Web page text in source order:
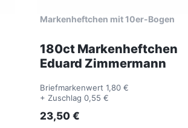
Markenheftchen mit 10er-Bogen
180ct Markenheftchen
Eduard Zimmermann
Briefmarkenwert 1,80 €
+ Zuschlag 0,55 €
23,50 €